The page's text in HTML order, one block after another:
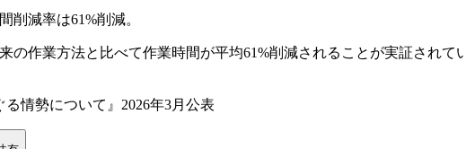
削減率は61%削減。
の作業方法と比べて作業時間が平均61%削減されることが実証され
情勢について』2026年3月公表